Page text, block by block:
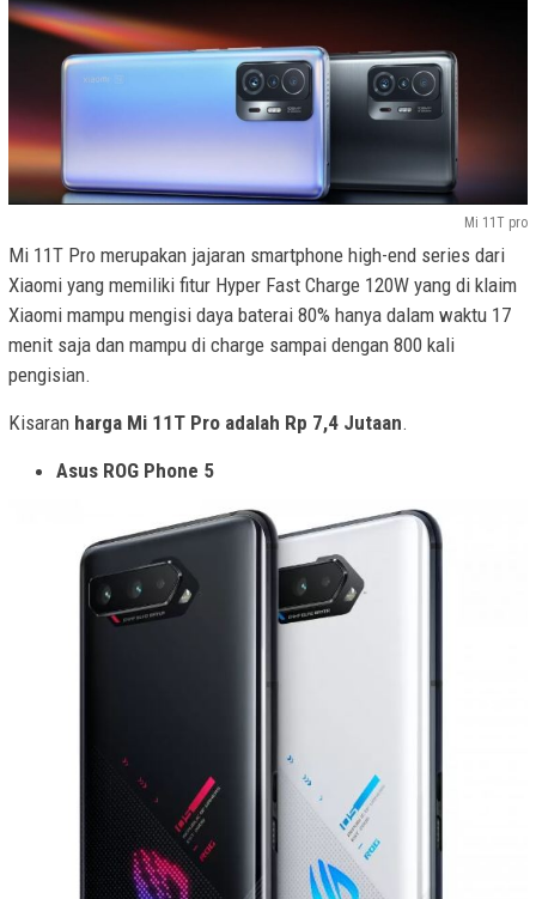
Mi 11T pro
Mi 11T Pro merupakan jajaran smartphone high-end series dari
Xiaomi yang memiliki fitur Hyper Fast Charge 120W yang di klaim
Xiaomi mampu mengisi daya baterai 80% hanya dalam waktu 17
menit saja dan mampu di charge sampai dengan 800 kali
pengisian.
Kisaran harga Mi 11T Pro adalah Rp 7,4 Jutaan.
Asus ROG Phone 5